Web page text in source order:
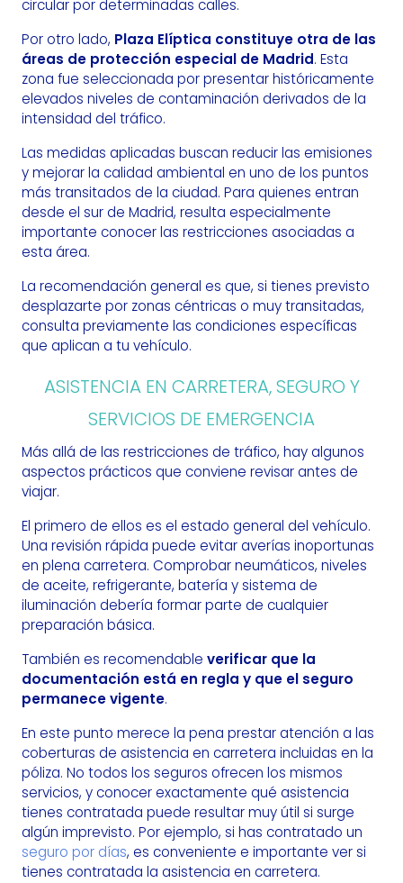
circular por determinadas calles.
Por otro lado, Plaza Elíptica constituye otra de las
áreas de protección especial de Madrid. Esta
zona fue seleccionada por presentar históricamente
elevados niveles de contaminación derivados de la
intensidad del tráfico.
Las medidas aplicadas buscan reducir las emisiones
y mejorar la calidad ambiental en uno de los puntos
más transitados de la ciudad. Para quienes entran
desde el sur de Madrid, resulta especialmente
importante conocer las restricciones asociadas a
esta área.
La recomendación general es que, si tienes previsto
desplazarte por zonas céntricas o muy transitadas,
consulta previamente las condiciones específicas
que aplican a tu vehículo.
ASISTENCIA EN CARRETERA, SEGURO Y
SERVICIOS DE EMERGENCIA
Más allá de las restricciones de tráfico, hay algunos
aspectos prácticos que conviene revisar antes de
viajar.
El primero de ellos es el estado general del vehículo.
Una revisión rápida puede evitar averías inoportunas
en plena carretera. Comprobar neumáticos, niveles
de aceite, refrigerante, batería y sistema de
iluminación debería formar parte de cualquier
preparación básica.
También es recomendable verificar que la
documentación está en regla y que el seguro
permanece vigente.
En este punto merece la pena prestar atención a las
coberturas de asistencia en carretera incluidas en la
póliza. No todos los seguros ofrecen los mismos
servicios, y conocer exactamente qué asistencia
tienes contratada puede resultar muy útil si surge
algún imprevisto. Por ejemplo, si has contratado un
seguro por días, es conveniente e importante ver si
tienes contratada la asistencia en carretera.